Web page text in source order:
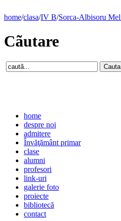
home/clasa/IV B/Sorca-Albisoru
Cãutare
home
despre noi
admitere
Învăţământ primar
clase
alumni
profesori
link-uri
galerie foto
proiecte
bibliotecă
contact